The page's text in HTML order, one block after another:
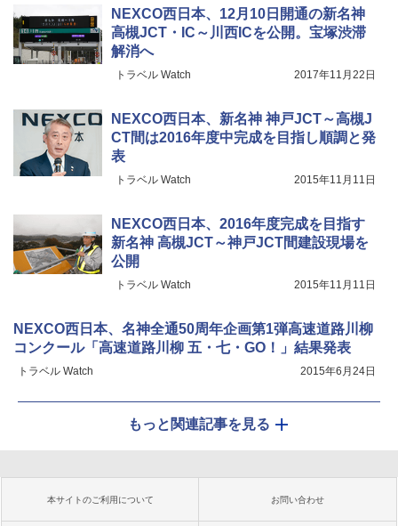
NEXCO西日本、12月10日開通の新名神
高槻JCT・IC～川西ICを公開。宝塚渋滞
解消へ
トラベル Watch 2017年11月22日
NEXCO西日本、新名神 神戸JCT～高槻J
CT間は2016年度中完成を目指し順調と発
表
トラベル Watch 2015年11月11日
NEXCO西日本、2016年度完成を目指す
新名神 高槻JCT～神戸JCT間建設現場を
公開
トラベル Watch 2015年11月11日
NEXCO西日本、名神全通50周年企画第1弾高速道路川柳
コンクール「高速道路川柳 五・七・GO！」結果発表
トラベル Watch 2015年6月24日
もっと関連記事を見る
本サイトのご利用について お問い合わせ